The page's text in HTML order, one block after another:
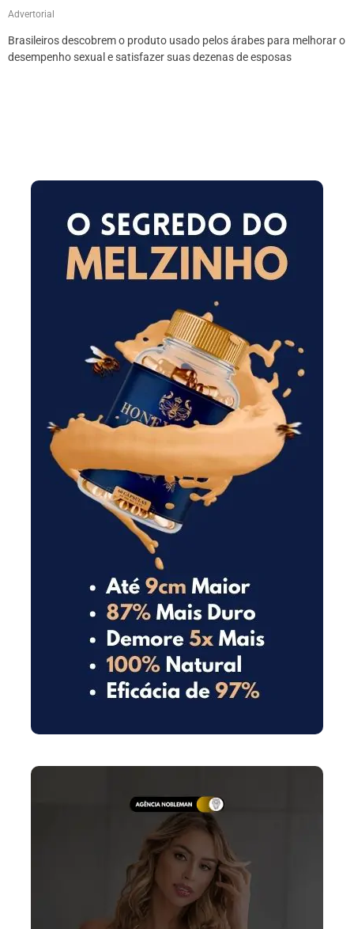
Advertorial
Brasileiros descobrem o produto usado pelos árabes para melhorar o
desempenho sexual e satisfazer suas dezenas de esposas